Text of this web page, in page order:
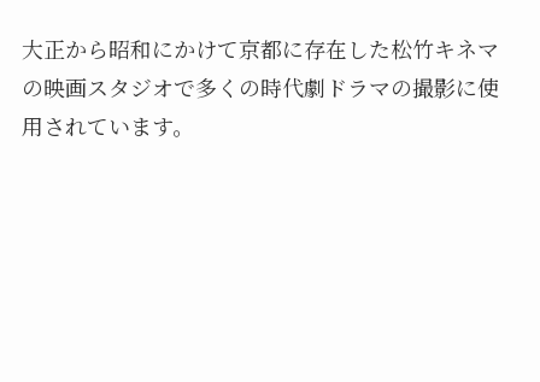
大正から昭和にかけて京都に存在した松竹キネマ
の映画スタジオで多くの時代劇ドラマの撮影に使
用されています。